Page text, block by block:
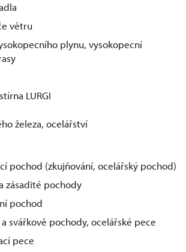
větru
plynu, vysokopecní
LURGI
železa, ocelářství
pochod (zkujňování, ocelářský pochod)
pochody
pochod
svářkově pochody, ocelářské pece
pece